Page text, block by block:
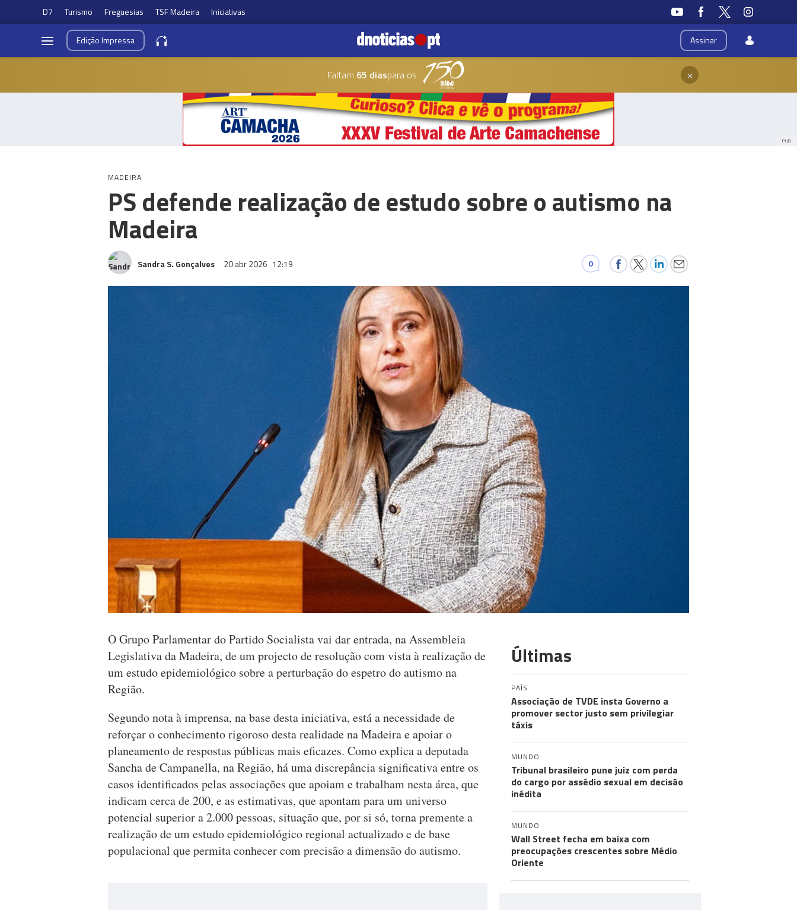
D7 Turismo Freguesias TSF Madeira Iniciativas
Assinar
EdiçãoImpressa
Faltam 65 diaspara os ×
PUB
MADEIRA
PS defende realização de estudo sobre o autismo na
Madeira
Sandra S. Gonçalves 20 abr 2026 12:19 0
O Grupo Parlamentar do Partido Socialista vai dar entrada, na Assembleia
Legislativa da Madeira, de um projecto de resolução com vista à realização de
um estudo epidemiológico sobre a perturbação do espetro do autismo na
Região.
Segundo nota à imprensa, na base desta iniciativa, está a necessidade de
reforçar o conhecimento rigoroso desta realidade na Madeira e apoiar o
planeamento de respostas públicas mais eficazes. Como explica a deputada
Sancha de Campanella, na Região, há uma discrepância significativa entre os
casos identificados pelas associações que apoiam e trabalham nesta área, que
indicam cerca de 200, e as estimativas, que apontam para um universo
potencial superior a 2.000 pessoas, situação que, por si só, torna premente a
realização de um estudo epidemiológico regional actualizado e de base
populacional que permita conhecer com precisão a dimensão do autismo.
Últimas
PAÍS
Associação de TVDE insta Governo a
promover sector justo sem privilegiar
táxis
MUNDO
Tribunal brasileiro pune juiz com perda
do cargo por assédio sexual em decisão
inédita
MUNDO
Wall Street fecha em baixa com
preocupações crescentes sobre Médio
Oriente